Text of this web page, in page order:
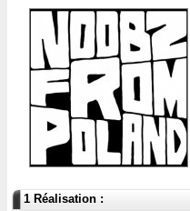
1 Réalisation :